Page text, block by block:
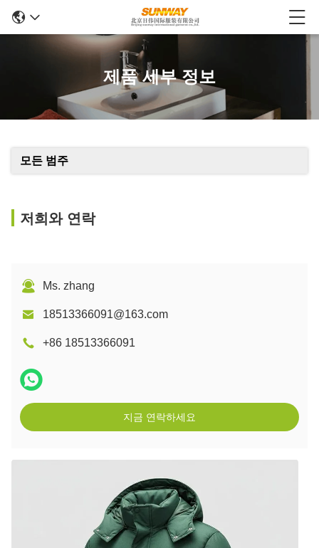
제품 세부 정보
모든 범주
저희와 연락
Ms. zhang
18513366091@163.com
+86 18513366091
지금 연락하세요